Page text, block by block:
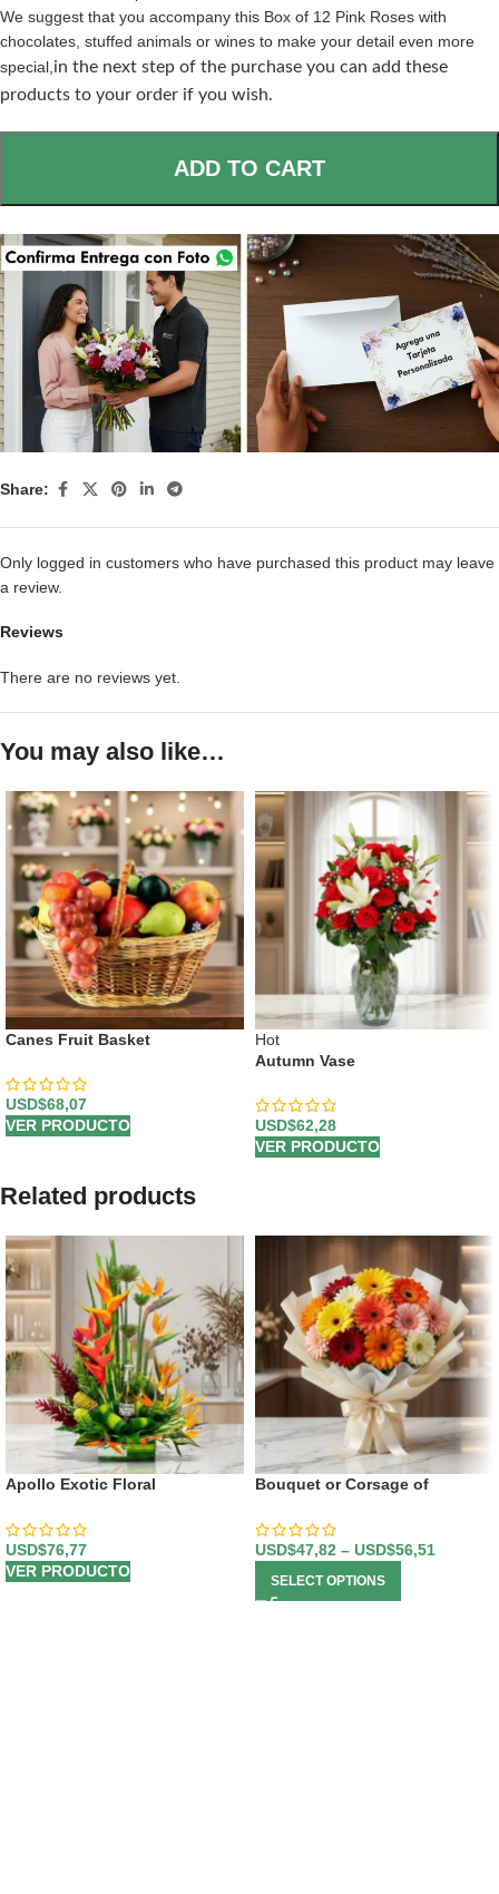
We suggest that you accompany this Box of 12 Pink Roses with
chocolates, stuffed animals or wines to make your detail even more
special, in the next step of the purchase you can add these
products to your order if you wish.
ADD TO CART
Share:
Reviews
There are no reviews yet.
Only logged in customers who have purchased this product may leave
a review.
You may also like…
Canes Fruit Basket
USD$68,07
VER PRODUCTO
Hot
Autumn Vase
USD$62,28
VER PRODUCTO
Related products
Apollo Exotic Floral
USD$76,77
VER PRODUCTO
Bouquet or Corsage of
USD$47,82 – USD$56,51
SELECT OPTIONS